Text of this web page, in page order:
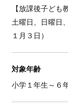
【放課後子ども
土曜日、日曜日
１月３日）
対象年齢
小学１年生～６